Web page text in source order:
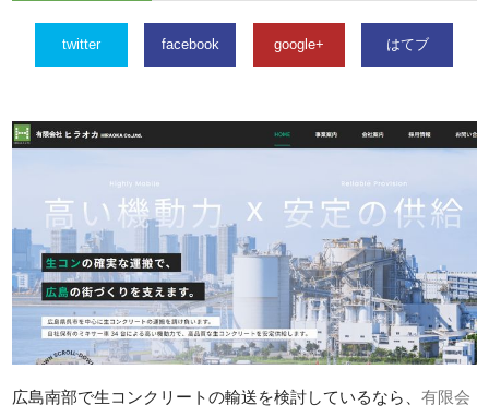
twitter facebook google+ はてブ
広島南部で生コンクリートの輸送を検討しているなら、有限会